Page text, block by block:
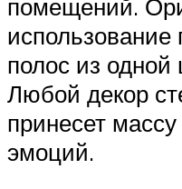
помещений.
использование
полос из одной
Любой декор
принесет
эмоций.